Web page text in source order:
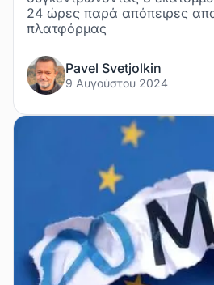
24 ώρες παρά απόπειρες
πλατφόρμας
Pavel Svetjolkin
9 Αυγούστου 2024